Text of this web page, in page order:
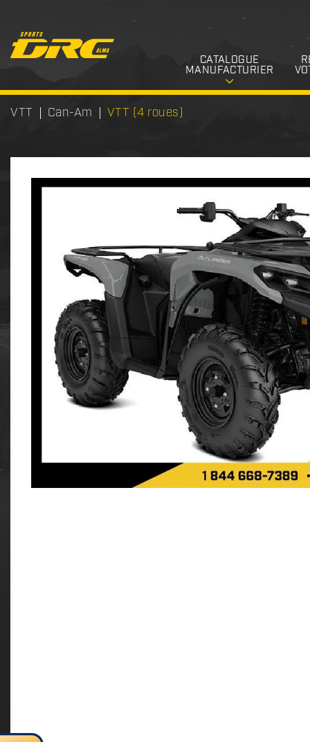
CATALOGUE
MANUFACTURIER
VTT Can-Am VTT (4 roues)